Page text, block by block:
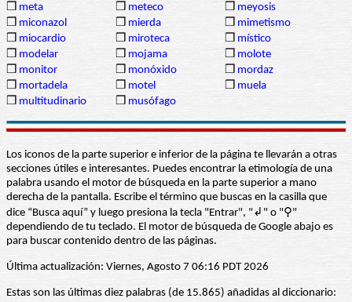
❒ meta ❒ meteco ❒ meyosis
❒ miconazol ❒ mierda ❒ mimetismo
❒ miocardio ❒ miroteca ❒ místico
❒ modelar ❒ mojama ❒ molote
❒ monitor ❒ monóxido ❒ mordaz
❒ mortadela ❒ motel ❒ muela
❒ multitudinario ❒ musófago
Los iconos de la parte superior e inferior de la página te llevarán a otras
secciones útiles e interesantes. Puedes encontrar la etimología de una
palabra usando el motor de búsqueda en la parte superior a mano
derecha de la pantalla. Escribe el término que buscas en la casilla que
dice “Busca aquí” y luego presiona la tecla "Entrar", "↲" o "⚲"
dependiendo de tu teclado. El motor de búsqueda de Google abajo es
para buscar contenido dentro de las páginas.
Última actualización: Viernes, Agosto 7 06:16 PDT 2026
Estas son las últimas diez palabras (de 15.865) añadidas al diccionario: